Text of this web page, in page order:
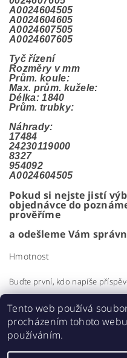
A0024604505
A0024604605
A0024607505
A0024607605
Tyč řízení
Rozměry v mm
Prům. koule:
Max. prům. kužele:
Délka: 1840
Prům. trubky:
Náhrady:
17484
24230119000
8327
954092
A0024604505
Pokud si nejste jistí
objednávce do
prověříme
a odešleme Vám
Hmotnost
Buďte první, kdo napíše
Přidat komentář
Tento web používá
procházením tohoto
používáním.